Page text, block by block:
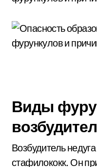
Виды
Возбудитель
стафилококк. Он